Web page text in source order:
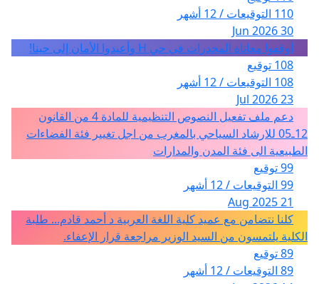
110 التوقيعات / 12 أشهر
30 Jun 2026
أوقفوا معاناة المخدرات في حي H وأعيدوا الأمان إلى حينا!
108 توقيع
108 التوقيعات / 12 أشهر
23 Jul 2026
دعم ملف تفعيل النصوص التنظيمية للمادة 4 من القانون
12ـ05 للارشاد السياحي بالمغرب من اجل تغيير فئة الفضاءات
الطبيعية الى فئة المدن والمدارات
99 توقيع
99 التوقيعات / 12 أشهر
21 Aug 2025
كلنا نتضامن مع عميد كلية اللغة العربية د أحمد قادم... طلبة
الكلية يلتمسون من السيد الوزير مراجعة قرار الإعفاء.
89 توقيع
89 التوقيعات / 12 أشهر